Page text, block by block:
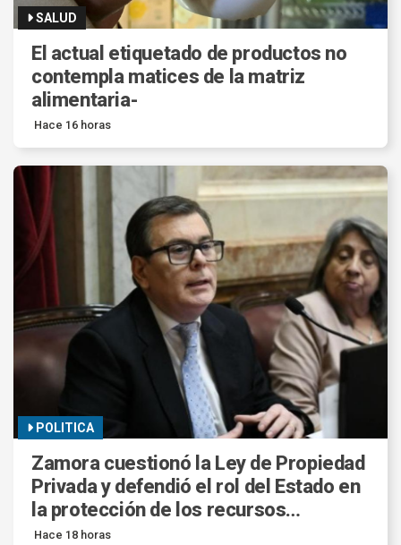
SALUD
El actual etiquetado de productos no
contempla matices de la matriz
alimentaria-
Hace 16 horas
POLITICA
Zamora cuestionó la Ley de Propiedad
Privada y defendió el rol del Estado en
la protección de los recursos
estratégicos.
Hace 18 horas